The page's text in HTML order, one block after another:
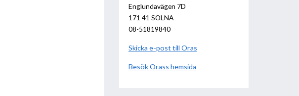
Englundavägen 7D
171 41 SOLNA
08-51819840
Skicka e-post till Oras
BesökOras hemsida